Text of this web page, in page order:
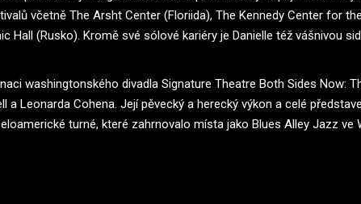
včetně The Arsht Center (Floriida), The Kennedy Center for
Hall (Rusko). Kromě své sólové kariéry je Danielle též vášnivou
washingtonského divadla Signature Theatre Both Sides Now:
Leonarda Cohena. Její pěvecký a herecký výkon a celé
turné, které zahrnovalo místa jako Blues Alley Jazz ve